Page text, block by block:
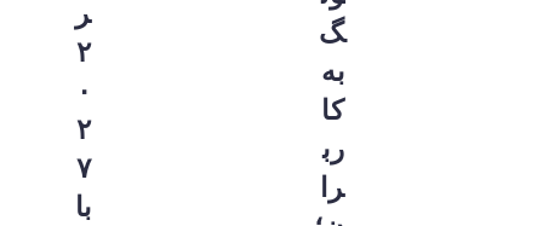
گ
به
کا
رب
را
ر
۲
۰
۲
۷
با